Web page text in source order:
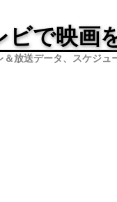
ビで映画
放送データ、スケジュ